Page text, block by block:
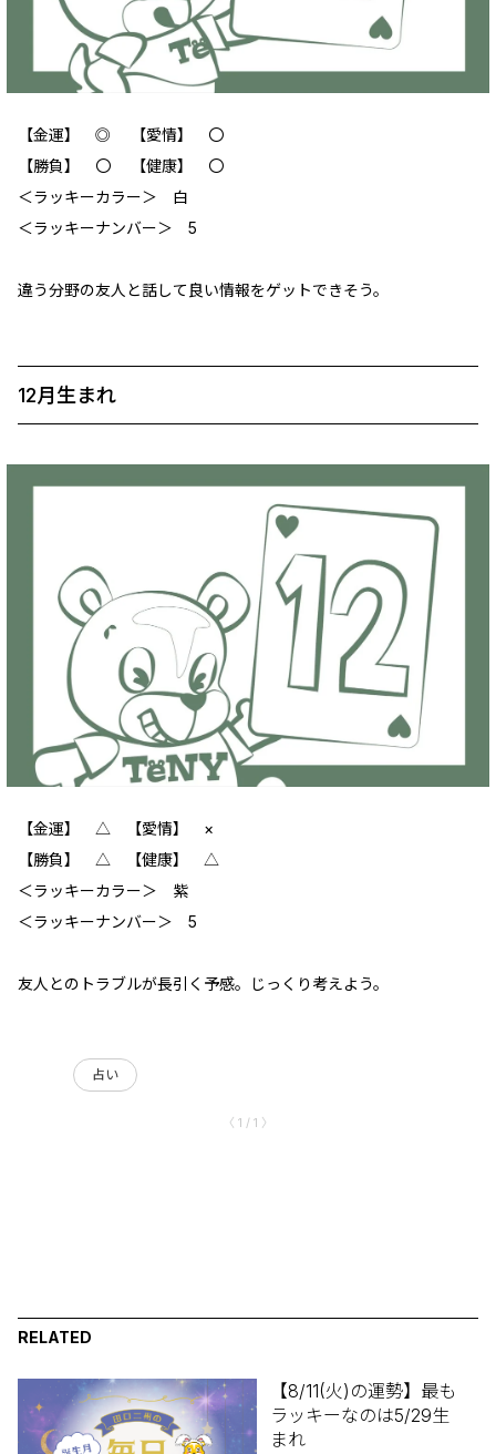
【金運】 ◎ 【愛情】 〇
【勝負】 〇 【健康】 〇
‪＜ラッキーカラー＞ 白
＜ラッキーナンバー＞ 5
違う分野の友人と話して良い情報をゲットできそう。
12月生まれ
【金運】 △ 【愛情】 ×
【勝負】 △ 【健康】 △
＜ラッキーカラー＞ 紫
＜ラッキーナンバー＞ 5
友人とのトラブルが長引く予感。じっくり考えよう。
占い
〈 1 / 1 〉
RELATED
【8/11(火)の運勢】最も
ラッキーなのは5/29生
まれ